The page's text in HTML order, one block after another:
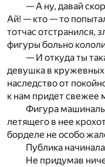
— А ну, давай
Ай! — кто — то
тотчас отстранился,
фигуры больно
— И откуда ты
девушка в кружевных
наследство от
к нам придет свежее
Фигура
летящего в нее
борделе не особо
Публика
Не придумав